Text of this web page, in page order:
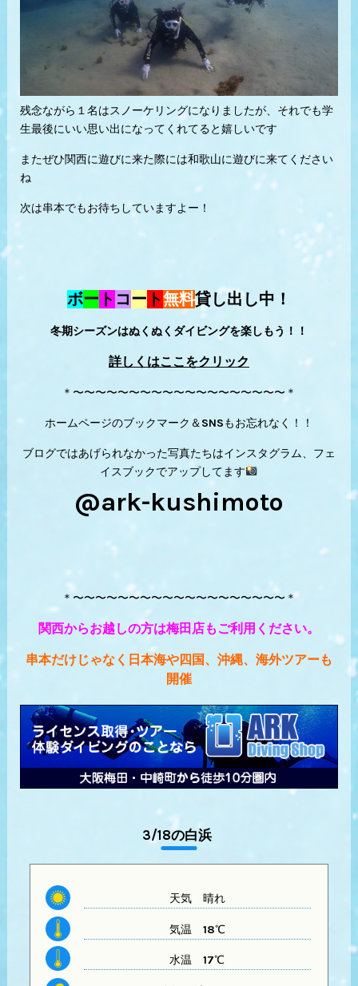
残念ながら１名はスノーケリングになりましたが、それでも学
生最後にいい思い出になってくれてると嬉しいです
またぜひ関西に遊びに来た際には和歌山に遊びに来てください
ね
次は串本でもお待ちしていますよー！
ボー ト コー ト無料貸し出し中！
冬期シーズンはぬくぬくダイビングを楽しもう！！
詳しくはここをクリック
＊〜〜〜〜〜〜〜〜〜〜〜〜〜〜〜〜〜〜〜＊
ホームページのブックマーク＆SNSもお忘れなく！！
ブログではあげられなかった写真たちはインスタグラム、フェ
イスブックでアップしてます
@ark-kushimoto
＊〜〜〜〜〜〜〜〜〜〜〜〜〜〜〜〜〜〜〜＊
関西からお越しの方は梅田店もご利用ください。
串本だけじゃなく日本海や四国、沖縄、海外ツアーも
開催
3/18の白浜
天気晴れ
気温 18℃
水温 17℃